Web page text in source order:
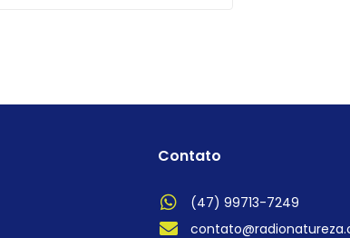
Contato
(47) 99713-7249